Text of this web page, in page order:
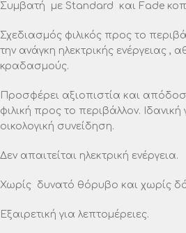
Συμβατή με Standard και Fade
Σχεδιασμός φιλικός προς το
την ανάγκη ηλεκτρικής ενέργειας ,
κραδασμούς.
Προσφέρει αξιοπιστία και
φιλική προς το περιβάλλον.
οικολογική συνείδηση.
Δεν απαιτείται ηλεκτρική ενέργεια.
Χωρίς δυνατό θόρυβο και χωρίς
Εξαιρετική για λεπτομέρειες.